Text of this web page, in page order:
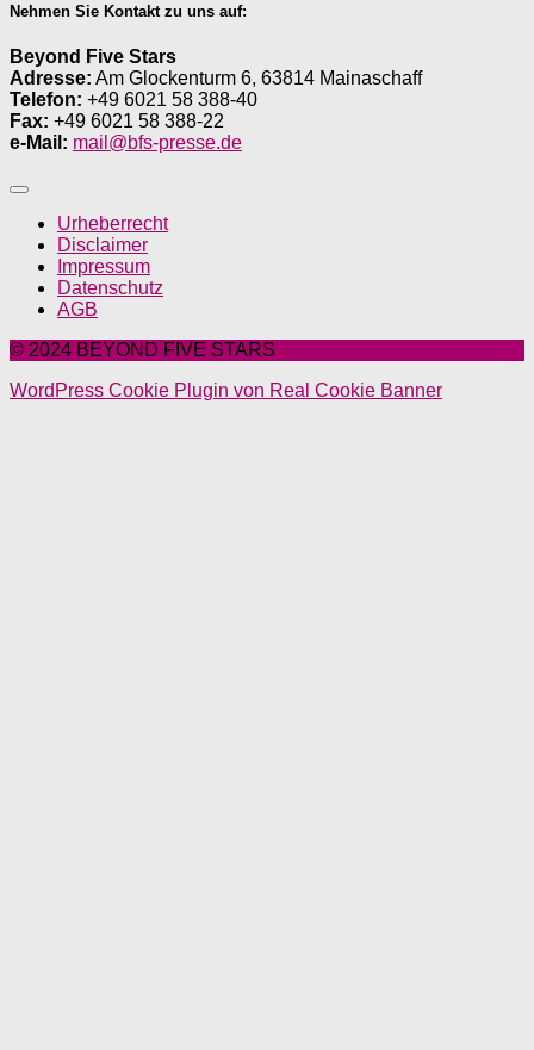
Nehmen Sie Kontakt zu uns auf:
Beyond Five Stars
Adresse: Am Glockenturm 6, 63814 Mainaschaff
Telefon: +49 6021 58 388-40
Fax: +49 6021 58 388-22
e-Mail: mail@bfs-presse.de
Urheberrecht
Disclaimer
Impressum
Datenschutz
AGB
© 2024 BEYOND FIVE STARS
WordPress Cookie Plugin von Real Cookie Banner